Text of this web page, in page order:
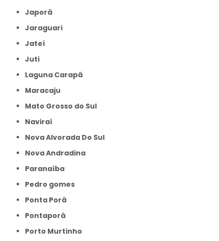
Japorã
Jaraguari
Jateí
Juti
Laguna Carapã
Maracaju
Mato Grosso do Sul
Naviraí
Nova Alvorada Do Sul
Nova Andradina
Paranaíba
Pedro gomes
Ponta Porã
Pontaporâ
Porto Murtinho